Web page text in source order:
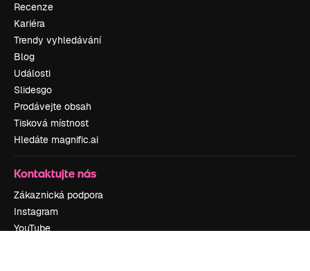
Recenze
Kariéra
Trendy vyhledávání
Blog
Události
Slidesgo
Prodávejte obsah
Tisková místnost
Hledáte magnific.ai
Kontaktujte nás
Zákaznická podpora
Instagram
YouTube